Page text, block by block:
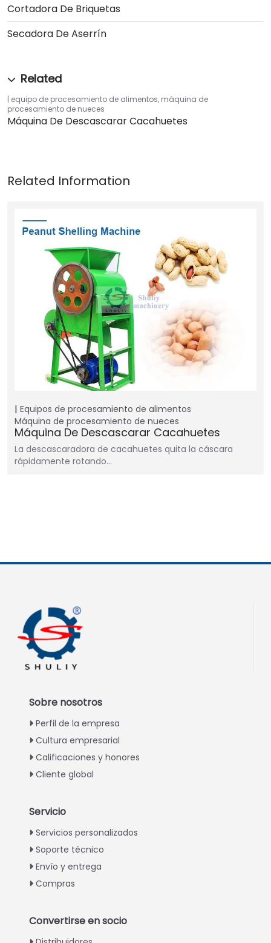
Cortadora De Briquetas
Secadora De Aserrín
equipo de procesamiento de alimentos, máquina de
procesamiento de nueces
Máquina De Descascarar Cacahuetes
Equipos de procesamiento de alimentos
Máquina de procesamiento de nueces
Máquina De Descascarar Cacahuetes
La descascaradora de cacahuetes quita la cáscara
rápidamente rotando…
Sobre nosotros
Perfil de la empresa
Cultura empresarial
Calificaciones y honores
Cliente global
Servicio
Servicios personalizados
Soporte técnico
Envío y entrega
Compras
Convertirse en socio